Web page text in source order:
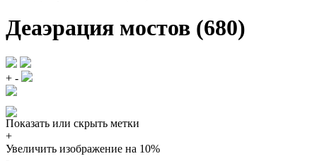
Деаэрация мостов (680)
+ -
Показать или скрыть метки
+
Увеличить изображение на 10%